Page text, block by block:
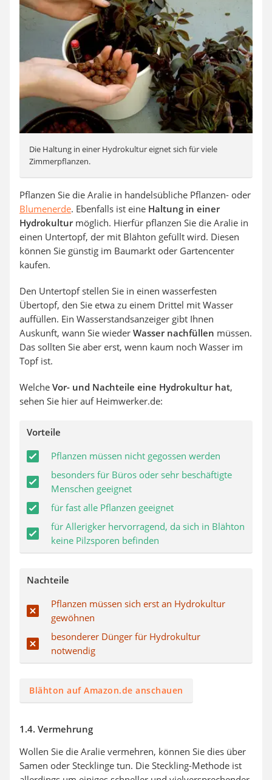
Die Haltung in einer Hydrokultur eignet sich für viele
Zimmerpflanzen.
Pflanzen Sie die Aralie in handelsübliche Pflanzen- oder
Blumenerde. Ebenfalls ist eine Haltung in einer
Hydrokulturmöglich. Hierfür pflanzen Sie die Aralie in
einen Untertopf, der mit Blähton gefüllt wird. Diesen
können Sie günstig im Baumarkt oder Gartencenter
kaufen.
Den Untertopf stellen Sie in einen wasserfesten
Übertopf, den Sie etwa zu einem Drittel mit Wasser
auffüllen. Ein Wasserstandsanzeiger gibt Ihnen
Auskunft, wann Sie wieder Wasser nachfüllen müssen.
Das sollten Sie aber erst, wenn kaum noch Wasser im
Topf ist.
Welche Vor- und Nachteile eine Hydrokultur hat,
sehen Sie hier auf Heimwerker.de:
Vorteile
Pflanzen müssen nicht gegossen werden
besonders für Büros oder sehr beschäftigte
Menschen geeignet
für fast alle Pflanzen geeignet
für Allerigker hervorragend, da sich in Blähton
keine Pilzsporen befinden
Nachteile
Pflanzen müssen sich erst an Hydrokultur
gewöhnen
besonderer Dünger für Hydrokultur
notwendig
Blähton auf Amazon.de anschauen
1.4. Vermehrung
Wollen Sie die Aralie vermehren, können Sie dies über
Samen oder Stecklinge tun. Die Steckling-Methode ist